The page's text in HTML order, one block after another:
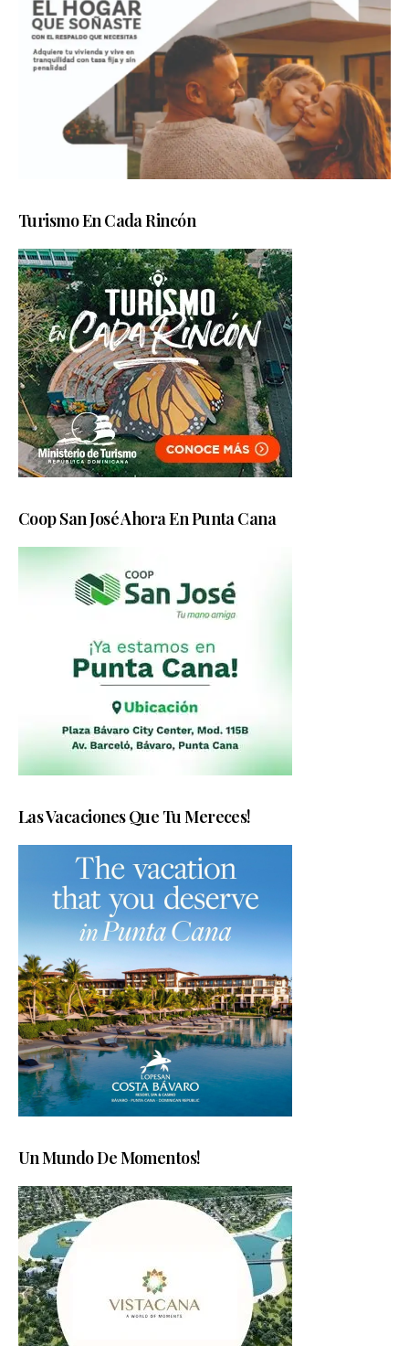
Turismo En Cada Rincón
Coop San José Ahora En Punta Cana
Las Vacaciones Que Tu Mereces!
Un Mundo De Momentos!